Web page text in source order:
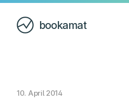
bookamat
10. April 2014